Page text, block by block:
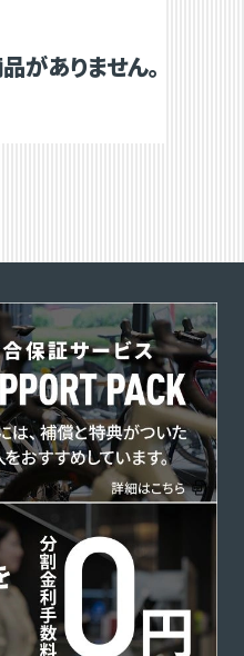
がありません。